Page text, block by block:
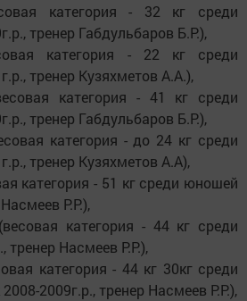
категория - 32 кг среди
тренер Габдульбаров Б.Р.),
категория - 22 кг среди
тренер Кузяхметов А.А.),
категория - 41 кг среди
тренер Габдульбаров Б.Р.),
категория - до 24 кг среди
тренер Кузяхметов А.А),
категория - 51 кг среди юношей
Р.Р.),
категория - 44 кг среди
тренер Насмеев Р.Р.),
категория - 44 кг 30кг среди
2009г.р., тренер Насмеев Р.Р.),